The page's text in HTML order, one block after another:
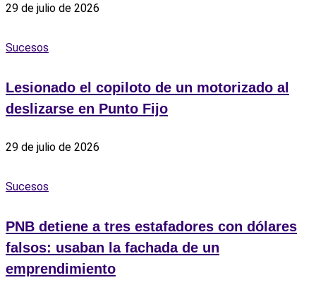
29 de julio de 2026
Sucesos
Lesionado el copiloto de un motorizado al
deslizarse en Punto Fijo
29 de julio de 2026
Sucesos
PNB detiene a tres estafadores con dólares
falsos: usaban la fachada de un
emprendimiento